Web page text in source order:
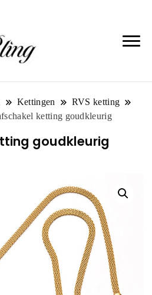
Kettingen
RVS ketting
ketting goudkleurig
goudkleurig